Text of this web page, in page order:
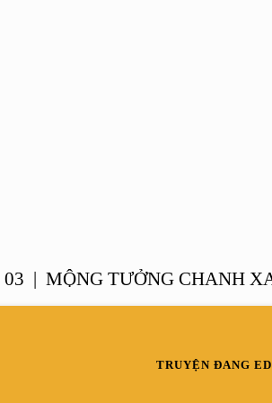
MỘNG TƯỞNG CHANH
TRUYỆN ĐANG